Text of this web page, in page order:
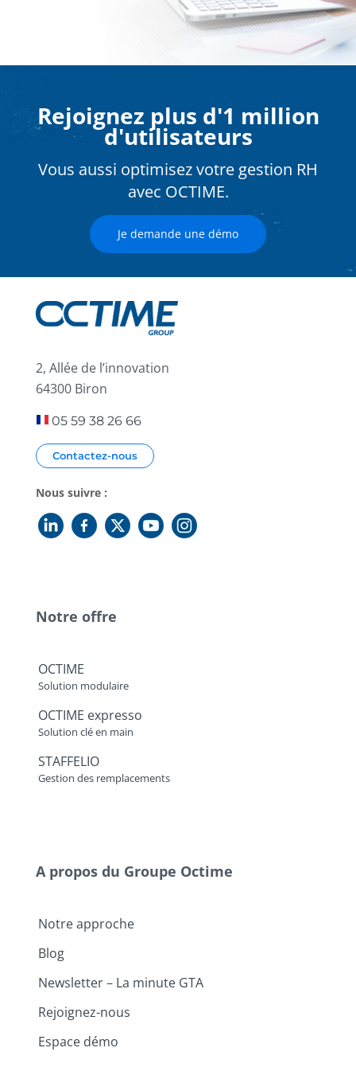
Rejoignez plus d'1 million
d'utilisateurs
Vous aussi optimisez votre gestion RH
avec OCTIME.
Je demande une démo
2, Allée de l’innovation
64300 Biron
05 59 38 26 66
Contactez-nous
Nous suivre :
Notre offre
OCTIME
Solution modulaire
OCTIME expresso
Solution clé en main
STAFFELIO
Gestion des remplacements
A propos du Groupe Octime
Notre approche
Blog
Newsletter – La minute GTA
Rejoignez-nous
Espace démo